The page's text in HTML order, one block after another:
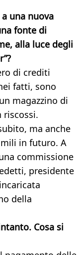
una nuova
fonte di
alla luce degli
di crediti
fatti, sono
magazzino di
riscossi.
ma anche
in futuro. A
commissione
presidente
della
Cosa si